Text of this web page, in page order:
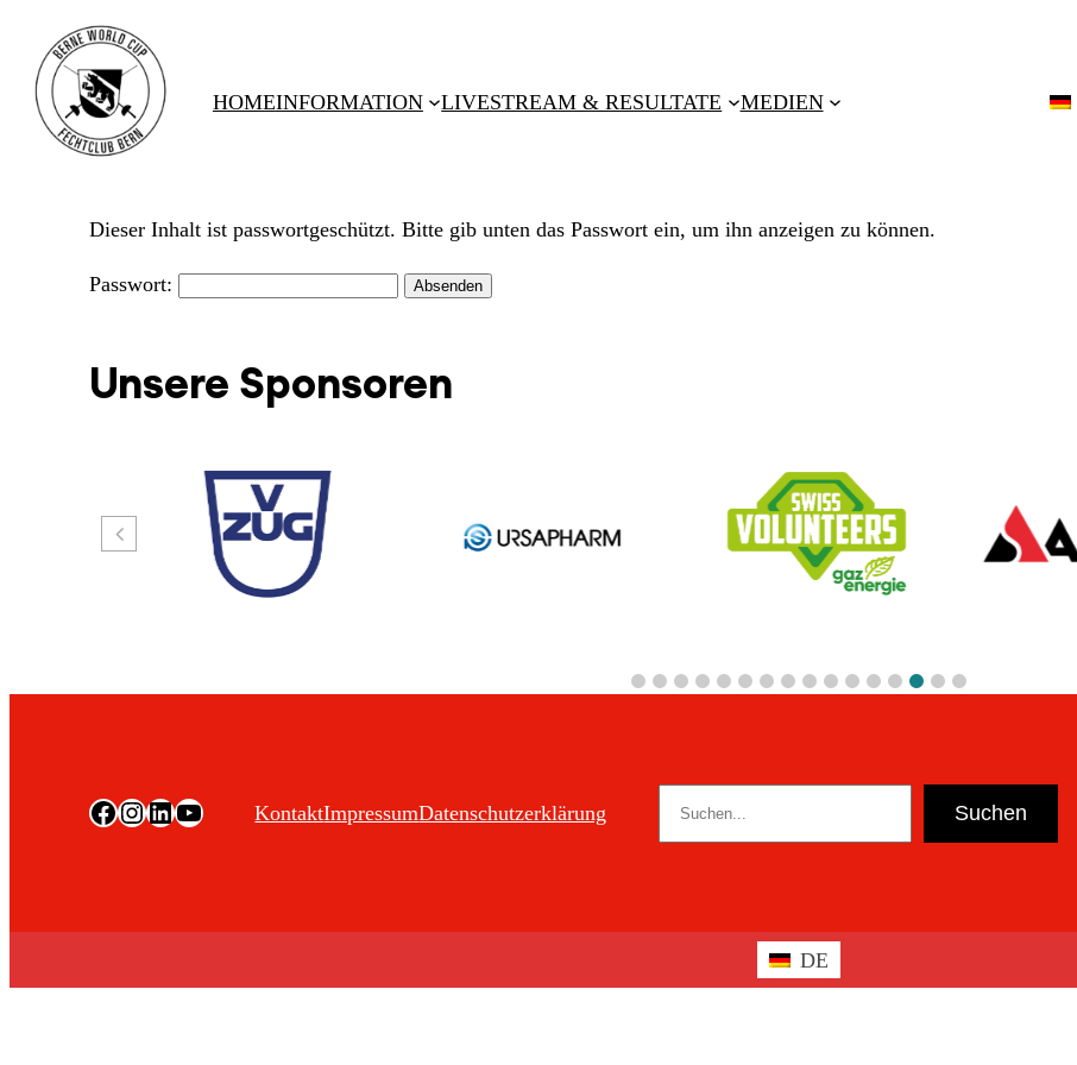
HOMEINFORMATION LIVESTREAM & RESULTATE MEDIEN
Dieser Inhalt ist passwortgeschützt. Bitte gib unten das Passwort ein, um ihn anzeigen zu können.
Passwort:
Unsere Sponsoren
Facebook
Instagram
LinkedIn
YouTubeKontaktImpressumDatenschutzerklärung Suchen
DE